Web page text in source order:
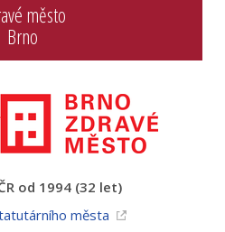
město
Brno
od 1994 (32 let)
města